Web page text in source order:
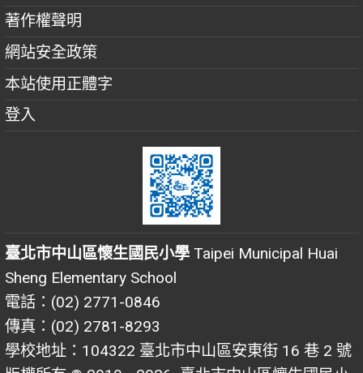
著作權聲明
網站安全政策
本站使用正體字
登入
臺北市中山區懷生國民小學 Taipei Municipal Huai
Sheng Elementary School
電話：(02) 2771-0846
傳真：(02) 2781-8293
學校地址：104322 臺北市中山區安東街 16 巷 2 號